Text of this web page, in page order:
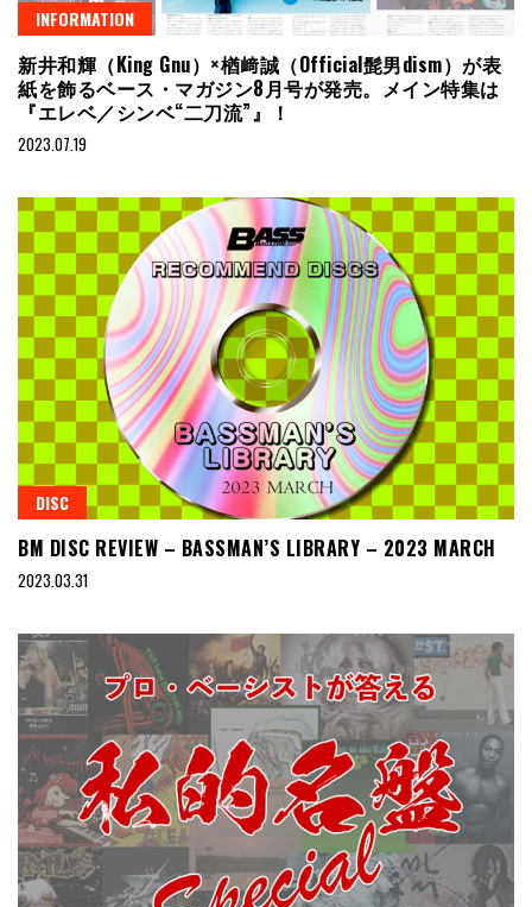
INFORMATION
新井和輝（King Gnu）×楢﨑誠（Official髭男dism）が表
紙を飾るベース・マガジン8月号が発売。メイン特集は
『エレベ／シンベ“二刀流”』！
2023.07.19
DISC
BM DISC REVIEW – BASSMAN’S LIBRARY – 2023 MARCH
2023.03.31